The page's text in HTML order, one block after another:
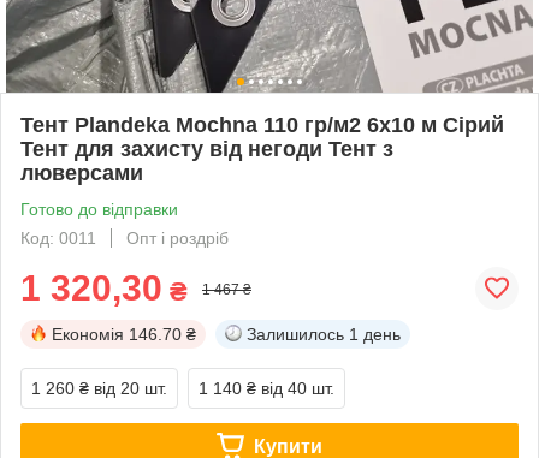
Тент Plandeka Мосhnа 110 гр/м2 6х10 м Сірий
Тент для захисту від негоди Тент з
люверсами
Готово до відправки
Код: 0011
Опт і роздріб
1 320,30 ₴ 1 467 ₴
Економія 146.70 ₴ Залишилось 1 день
1 260 ₴ від 20 шт. 1 140 ₴ від 40 шт.
Купити